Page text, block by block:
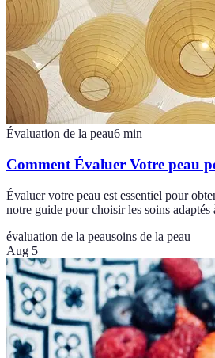
Évaluation de la peau6 min
Comment Évaluer Votre peau
Évaluer votre peau est essentiel pour
notre guide pour choisir les soins adaptés
évaluation de la peausoins de la peau
Aug 5